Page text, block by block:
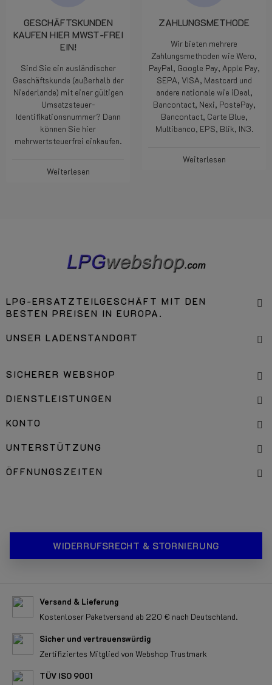
GESCHÄFTSKUNDEN
KAUFEN HIER MWST-FREI
EIN!
Sind Sie ein ausländischer
Geschäftskunde (außerhalb der
Niederlande) mit einer gültigen
Umsatzsteuer-
Identifikationsnummer? Dann
können Sie hier
mehrwertsteuerfrei einkaufen.
Weiterlesen
ZAHLUNGSMETHODE
Wir bieten mehrere
Zahlungsmethoden wie Wero,
PayPal, Google Pay, Apple Pay,
SEPA, VISA, Mastcard und
andere nationale wie iDeal,
Bancontact, Nexi, PostePay,
Bancontact, Carte Blue,
Multibanco, EPS, Blik, IN3.
Weiterlesen
LPG-ERSATZTEILGESCHÄFT MIT DEN
BESTEN PREISEN IN EUROPA.
UNSER LADENSTANDORT
SICHERER WEBSHOP
DIENSTLEISTUNGEN
KONTO
UNTERSTÜTZUNG
ÖFFNUNGSZEITEN
WIDERRUFSRECHT & STORNIERUNG
Versand & Lieferung
Kostenloser Paketversand ab 220 € nach Deutschland.
Sicher und vertrauenswürdig
Zertifiziertes Mitglied von Webshop Trustmark
TÜV ISO 9001